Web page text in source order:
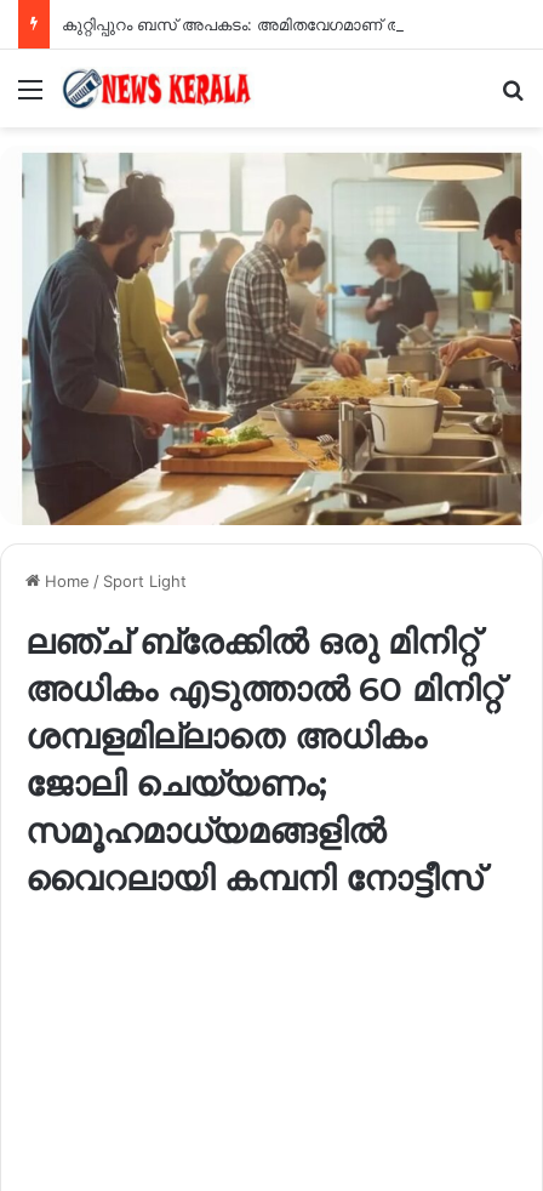
Menu
Home / Sport Light
ലഞ്ച് ബ്രേക്കിൽ ഒരു മിനിറ്റ്
അധികം എടുത്താൽ 60 മിനിറ്റ്
ശമ്പളമില്ലാതെ അധികം
ജോലി ചെയ്യണം;
സമൂഹമാധ്യമങ്ങളിൽ
വൈറലായി കമ്പനി നോട്ടീസ്